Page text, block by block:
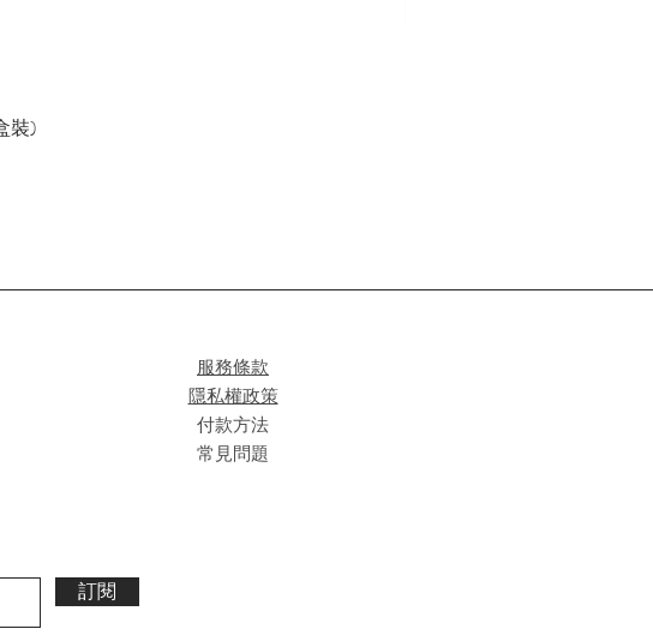
裝)
服務條款
隱私權政策
付款方法
常見問題
訂閱